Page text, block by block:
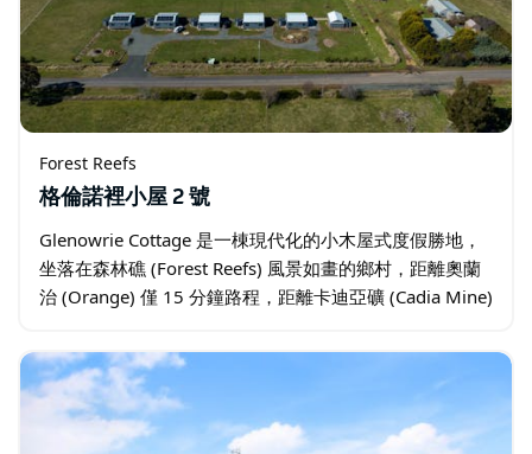
Forest Reefs
格倫諾裡小屋 2 號
Glenowrie Cottage 是一棟現代化的小木屋式度假勝地，
坐落在森林礁 (Forest Reefs) 風景如畫的鄉村，距離奧蘭
治 (Orange) 僅 15 分鐘路程，距離卡迪亞礦 (Cadia Mine)